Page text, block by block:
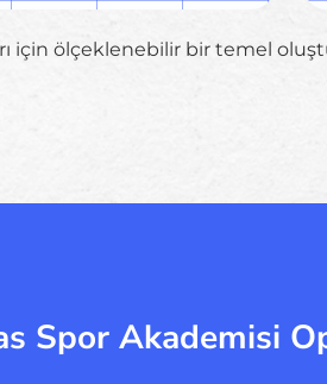
için ölçeklenebilir bir temel
Spor Akademisi